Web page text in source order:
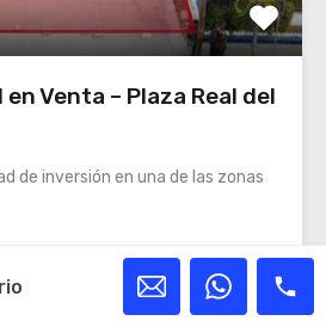
Venta – Plaza Real del
de inversión en una de las zonas